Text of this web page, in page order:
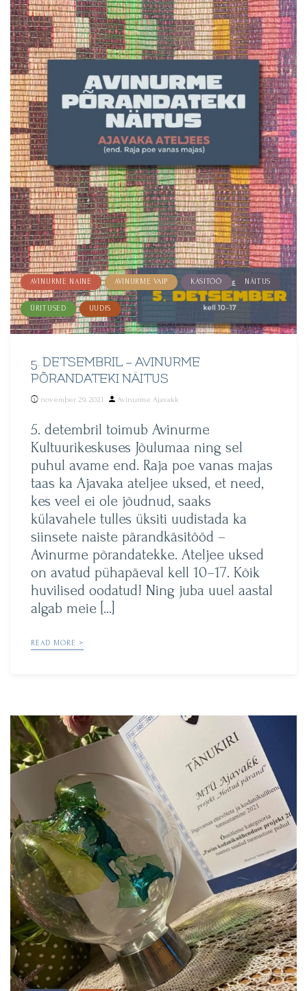
AVINURME NAINE AVINURME VAIP KÄSITÖÖ NÄITUS
ÜRITUSED UUDIS
5. DETSEMBRIL – AVINURME
PÕRANDATEKI NÄITUS
november 29, 2021
Posted
Avinurme Ajavakk
5. detembril toimub Avinurme
Kultuurikeskuses Jõulumaa ning sel
puhul avame end. Raja poe vanas majas
taas ka Ajavaka ateljee uksed, et need,
kes veel ei ole jõudnud, saaks
külavahele tulles üksiti uudistada ka
siinsete naiste pärandkäsitööd –
Avinurme põrandatekke. Ateljee uksed
on avatud pühapäeval kell 10–17. Kõik
huvilised oodatud! Ning juba uuel aastal
algab meie […]
READ MORE >